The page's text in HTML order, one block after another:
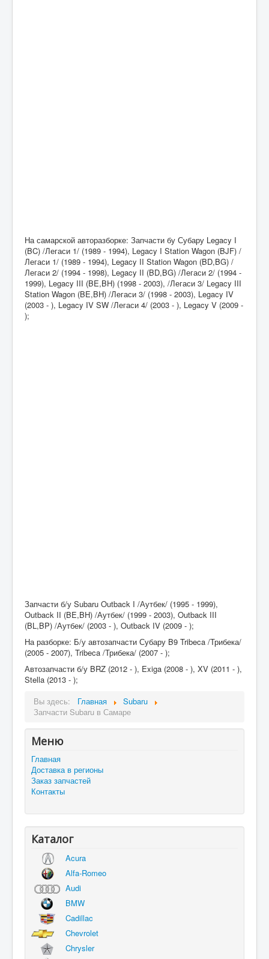
На самарской авторазборке: Запчасти бу Субару Legacy I
(BC) /Легаси 1/ (1989 - 1994), Legacy I Station Wagon (BJF) /
Легаси 1/ (1989 - 1994), Legacy II Station Wagon (BD,BG) /
Легаси 2/ (1994 - 1998), Legacy II (BD,BG) /Легаси 2/ (1994 -
1999), Legacy III (BE,BH) (1998 - 2003), /Легаси 3/ Legacy III
Station Wagon (BE,BH) /Легаси 3/ (1998 - 2003), Legacy IV
(2003 - ), Legacy IV SW /Легаси 4/ (2003 - ), Legacy V (2009 -
);
Запчасти б/у Subaru Outback I /Аутбек/ (1995 - 1999),
Outback II (BE,BH) /Аутбек/ (1999 - 2003), Outback III
(BL,BP) /Аутбек/ (2003 - ), Outback IV (2009 - );
На разборке: Б/у автозапчасти Субару B9 Tribeca /Трибека/
(2005 - 2007), Tribeca /Трибека/ (2007 - );
Автозапчасти б/у BRZ (2012 - ), Exiga (2008 - ), XV (2011 - ),
Stella (2013 - );
Вы здесь:
Главная
Subaru
Запчасти Subaru в Самаре
Меню
Главная
Доставка в регионы
Заказ запчастей
Контакты
Каталог
Acura
Alfa-Romeo
Audi
BMW
Cadillac
Chevrolet
Chrysler